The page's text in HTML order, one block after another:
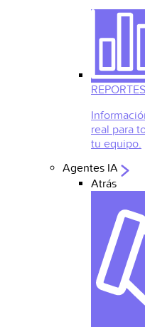
REPORTES
real para
tu equipo.
Agentes IA
Atrás